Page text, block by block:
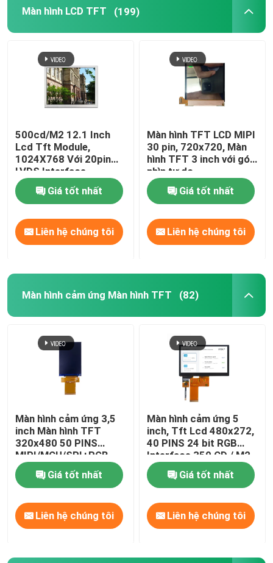
Màn hình UART TFT
Mô-đun màn hình LCD
Màn hình PMOLED
Màn hình kỹ thuật số LED
Bảng điều khiển cảm ứng điện dung
Màn hình LCD TFT (199)
500cd/M2 12.1 Inch
Lcd Tft Module,
1024X768 Với 20pin
LVDS Interface
Giá tốt nhất
Liên hệ chúng tôi
Màn hình TFT LCD MIPI
30 pin, 720x720, Màn
hình TFT 3 inch với góc
nhìn tự do
Giá tốt nhất
Liên hệ chúng tôi
Màn hình cảm ứng Màn hình TFT (82)
Màn hình cảm ứng 3,5
inch Màn hình TFT
320x480 50 PINS
MIPI/MCU/SPI+RGB
Giá tốt nhất
Liên hệ chúng tôi
Màn hình cảm ứng 5
inch, Tft Lcd 480x272,
40 PINS 24 bit RGB
Interface 350 CD / M2
Giá tốt nhất
Liên hệ chúng tôi